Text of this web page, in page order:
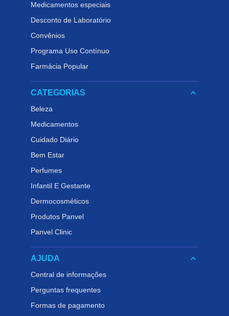
Medicamentos especiais
Desconto de Laboratório
Convênios
Programa Uso Contínuo
Farmácia Popular
CATEGORIAS keyboard_arrow_down
Beleza
Medicamentos
Cuidado Diário
Bem Estar
Perfumes
Infantil E Gestante
Dermocosméticos
Produtos Panvel
Panvel Clinic
AJUDA keyboard_arrow_down
Central de informações
Perguntas frequentes
Formas de pagamento